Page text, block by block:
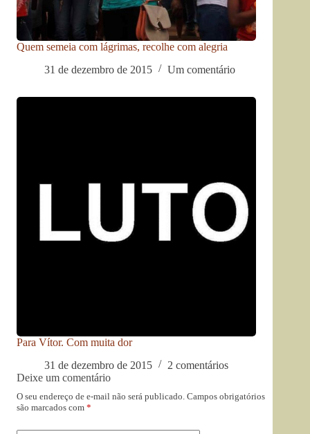
Quem semeia com lágrimas, recolhe com alegria
31 de dezembro de 2015
Um comentário
Para Vítor. Com muita dor
31 de dezembro de 2015
2 comentários
Deixe um comentário
O seu endereço de e-mail não será publicado. Campos obrigatórios
são marcados com *